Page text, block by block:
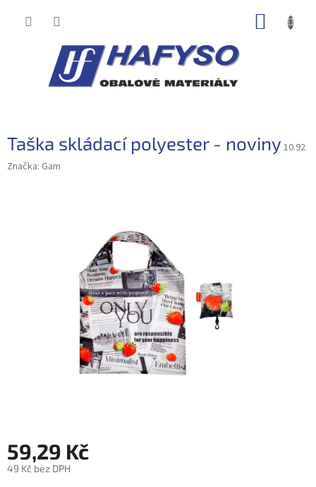
Taška skládací polyester - noviny 10.92
Značka: Gam
59,29 Kč
49 Kč bez DPH